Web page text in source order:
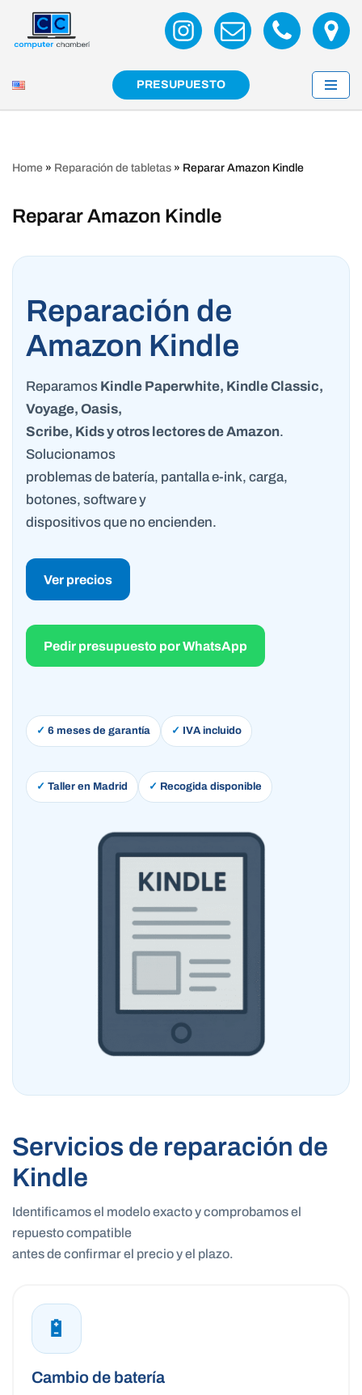
Saltar
PRESUPUESTO
Home » Reparación de tabletas » Reparar Amazon Kindle
Reparar Amazon Kindle
Reparación de
Amazon Kindle
Reparamos Kindle Paperwhite, Kindle Classic,
Voyage, Oasis,
Scribe, Kids y otros lectores de Amazon.
Solucionamos
problemas de batería, pantalla e-ink, carga,
botones, software y
dispositivos que no encienden.
Ver precios
Pedir presupuesto por WhatsApp
✓ 6 meses de garantía ✓ IVA incluido
✓ Taller en Madrid ✓ Recogida disponible
Servicios de reparación de
Kindle
Identificamos el modelo exacto y comprobamos el
repuesto compatible
antes de confirmar el precio y el plazo.
🔋
Cambio de batería